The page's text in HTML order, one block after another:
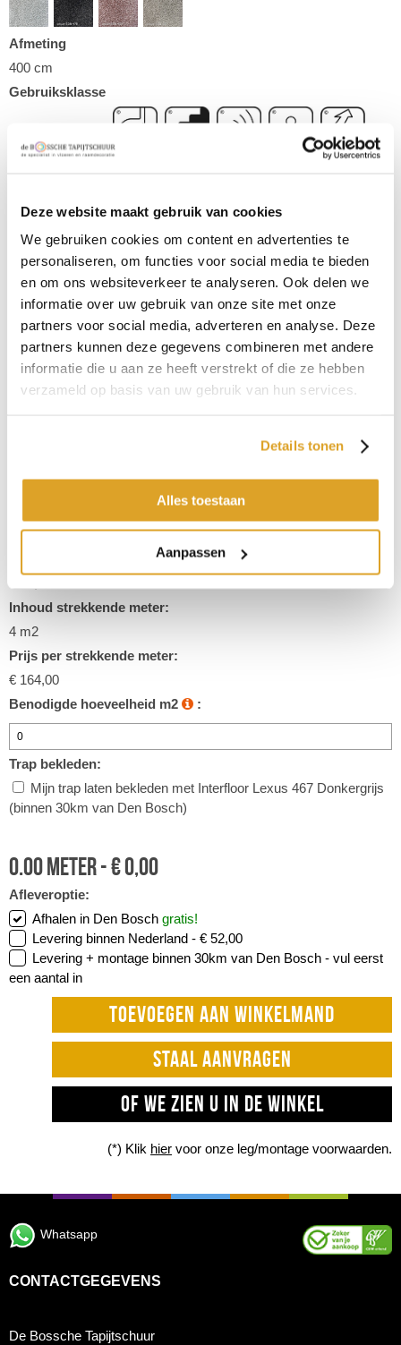
Deze website maakt gebruik van cookies
We gebruiken cookies om content en advertenties te
personaliseren, om functies voor social media te bieden
en om ons websiteverkeer te analyseren. Ook delen we
informatie over uw gebruik van onze site met onze
partners voor social media, adverteren en analyse. Deze
partners kunnen deze gegevens combineren met andere
informatie die u aan ze heeft verstrekt of die ze hebben
verzameld op basis van uw gebruik van hun services.
Details tonen
Alles toestaan
Aanpassen
Afmeting
400 cm
Gebruiksklasse
, , , ,
Type
Gesneden pool
Kleur
1,750
Poolhoogte
5 mm
Woonkamer, Slaapkamer, Trap
Inhoud strekkende meter:
4 m2
Prijs per strekkende meter:
€ 164,00
Benodigde hoeveelheid m2
:
Trap bekleden:
Mijn trap laten bekleden met Interfloor Lexus 467 Donkergrijs
(binnen 30km van Den Bosch)
0.00meter -€0,00
Afleveroptie:
Afhalen in Den Bosch gratis!
Levering binnen Nederland - € 52,00
Levering + montage binnen 30km van Den Bosch - vul eerst
een aantal in
TOEVOEGEN AAN WINKELMAND
STAAL AANVRAGEN
OF WE ZIEN U IN DE WINKEL
(*) Klik hier voor onze leg/montage voorwaarden.
Whatsapp
CONTACTGEGEVENS
De Bossche Tapijtschuur